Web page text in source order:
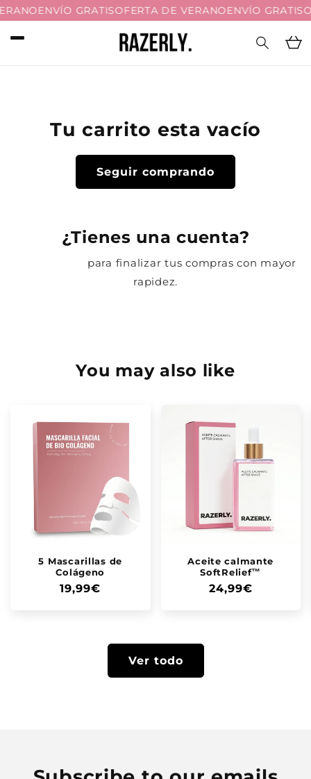
ENVÍO GRATISOFERTA DE VERANOENVÍO GRATIS
Tu carrito esta vacío
Seguir comprando
¿Tienes una cuenta?
para finalizar tus compras con mayor
rapidez.
You may also like
5 Mascarillas de
Colágeno
Precio
19,99€
Aceite calmante
SoftRelief™
Precio
24,99€
Ver todo